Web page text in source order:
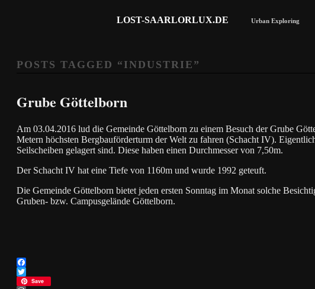
LOST-SAARLORLUX.DE Urban Exploring
POSTS TAGGED “ INDUSTRIE ”
Grube Göttelborn
Am 03.04.2016 lud die Gemeinde Göttelborn zu einem Besuch der Grube
Metern höchsten Bergbauförderturm der Welt zu fahren (Schacht IV).
Seilscheiben gelagert sind. Diese haben einen Durchmesser von 7,50m.
Der Schacht IV hat eine Tiefe von 1160m und wurde 1992 geteuft.
Die Gemeinde Göttelborn bietet jeden ersten Sonntag im Monat solche
Gruben- bzw. Campusgelände Göttelborn.
Facebook
Twitter
Save